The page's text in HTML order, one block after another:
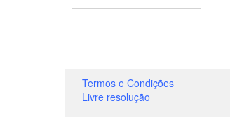
Termos e Condições
Livre resolução